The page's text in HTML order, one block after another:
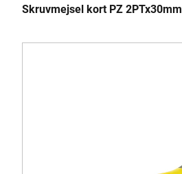
Skruvmejsel kort PZ 2PTx30mm